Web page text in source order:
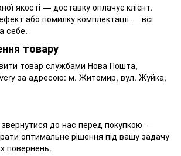
якості — доставку оплачує клієнт.
або помилку комплектації — всі
себе.
товару
товар службами Нова Пошта,
за адресою: м. Житомир, вул. Жуйка,
до нас перед покупкою —
оптимальне рішення під вашу задачу
повернень.